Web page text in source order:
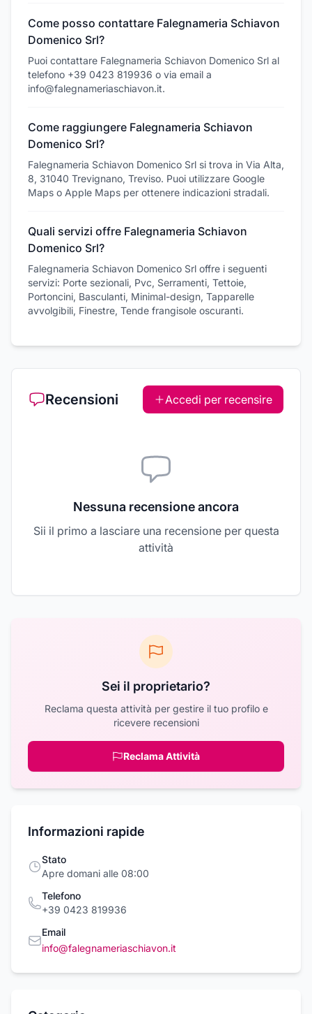
Come posso contattare Falegnameria Schiavon
Domenico Srl?
Puoi contattare Falegnameria Schiavon Domenico Srl al
telefono +39 0423 819936 o via email a
info@falegnameriaschiavon.it.
Come raggiungere Falegnameria Schiavon
Domenico Srl?
Falegnameria Schiavon Domenico Srl si trova in Via Alta,
8, 31040 Trevignano, Treviso. Puoi utilizzare Google
Maps o Apple Maps per ottenere indicazioni stradali.
Quali servizi offre Falegnameria Schiavon
Domenico Srl?
Falegnameria Schiavon Domenico Srl offre i seguenti
servizi: Porte sezionali, Pvc, Serramenti, Tettoie,
Portoncini, Basculanti, Minimal-design, Tapparelle
avvolgibili, Finestre, Tende frangisole oscuranti.
Recensioni Accedi per recensire
Nessuna recensione ancora
Sii il primo a lasciare una recensione per questa
attività
Sei il proprietario?
Reclama questa attività per gestire il tuo profilo e
ricevere recensioni
Reclama Attività
Informazioni rapide
Stato
Apre domani alle 08:00
Telefono
+39 0423 819936
Email
info@falegnameriaschiavon.it